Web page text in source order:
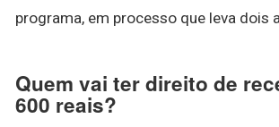
programa, em processo que leva dois
Quem vai ter direito de
600 reais?